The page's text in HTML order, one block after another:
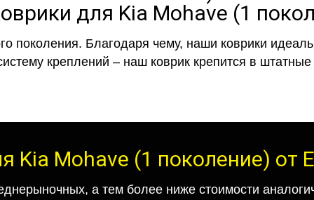
для Kia Mohave (1
поколения. Благодаря чему, наши коврики
креплений – наш коврик крепится в
Kia Mohave (1 поколение)
а тем более ниже стоимости